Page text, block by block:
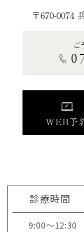
〒670-0074
ご
WEB予
診療時間
9:00～12:30